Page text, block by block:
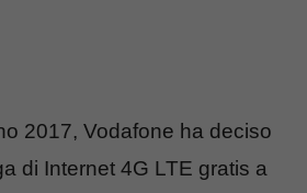
2017, Vodafone ha deciso
di Internet 4G LTE gratis a